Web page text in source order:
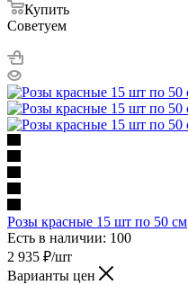
Купить
Советуем
Розы красные 15 шт по 50 см
Есть в наличии: 100
2 935 ₽/шт
Варианты цен